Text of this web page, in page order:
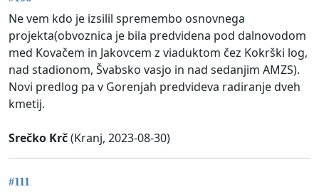
Ne vem kdo je izsilil spremembo osnovnega
projekta(obvoznica je bila predvidena pod dalnovodom
med Kovačem in Jakovcem z viaduktom čez Kokrški log,
nad stadionom, Švabsko vasjo in nad sedanjim AMZS).
Novi predlog pa v Gorenjah predvideva radiranje dveh
kmetij.
Srečko Krč(Kranj, 2023-08-30)
#111